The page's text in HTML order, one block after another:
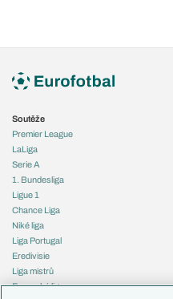
Soutěže
Premier League
LaLiga
Serie A
1. Bundesliga
Ligue 1
Chance Liga
Niké liga
Liga Portugal
Eredivisie
Liga mistrů
Evropská liga